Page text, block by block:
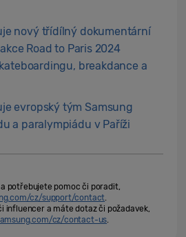
nový třídílný dokumentární
Road to Paris 2024
breakdance a
evropský tým Samsung
a paralympiádu v Paříži
potřebujete pomoc či poradit,
cz/support/contact.
influencer a máte dotaz či požadavek,
cz/contact-us.